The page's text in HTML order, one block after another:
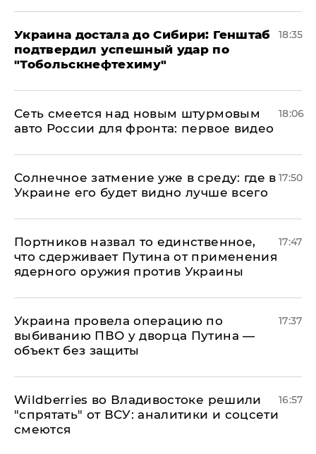
Украина достала до Сибири: Генштаб
подтвердил успешный удар по
"Тобольскнефтехиму"
18:35
Сеть смеется над новым штурмовым
авто России для фронта: первое видео
18:06
​Солнечное затмение уже в среду: где в
Украине его будет видно лучше всего
17:50
Портников назвал то единственное,
что сдерживает Путина от применения
ядерного оружия против Украины
17:47
Украина провела операцию по
выбиванию ПВО у дворца Путина —
объект без защиты
17:37
Wildberries во Владивостоке решили
"спрятать" от ВСУ: аналитики и соцсети
смеются
16:57